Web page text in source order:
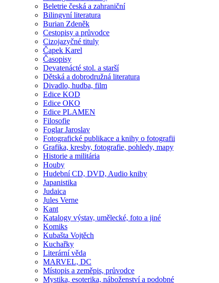
Beletrie česká a zahraniční
Bilingvní literatura
Burian Zdeněk
Cestopisy a průvodce
Cizojazyčné tituly
Čapek Karel
Časopisy
Devatenácté stol. a starší
Dětská a dobrodružná literatura
Divadlo, hudba, film
Edice KOD
Edice OKO
Edice PLAMEN
Filosofie
Foglar Jaroslav
Fotografické publikace a knihy o fotografii
Grafika, kresby, fotografie, pohledy, mapy
Historie a militária
Houby
Hudební CD, DVD, Audio knihy
Japanistika
Judaica
Jules Verne
Kant
Katalogy výstav, umělecké, foto a jiné
Komiks
Kubašta Vojtěch
Kuchařky
Literární věda
MARVEL, DC
Místopis a zeměpis, průvodce
Mystika, esoterika, náboženství a podobné